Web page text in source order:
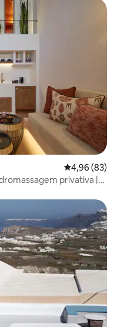
hóspedes
4,96 de uma
4,96 (83)
privativa |
hóspedes